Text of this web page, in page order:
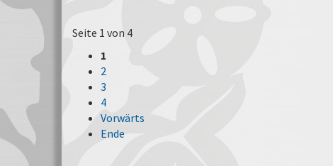
Seite 1 von 4
1
2
3
4
Vorwärts
Ende